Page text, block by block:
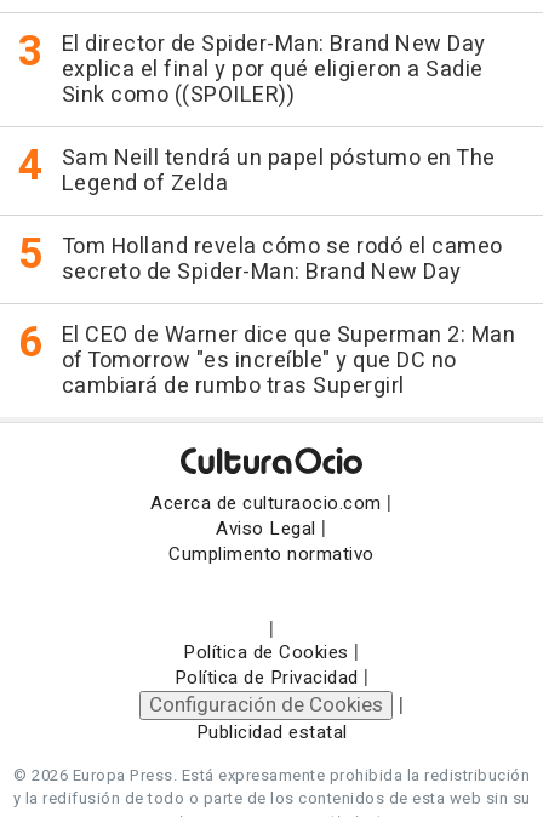
El director de Spider-Man: Brand New Day
explica el final y por qué eligieron a Sadie
Sink como ((SPOILER))
Sam Neill tendrá un papel póstumo en The
Legend of Zelda
Tom Holland revela cómo se rodó el cameo
secreto de Spider-Man: Brand New Day
El CEO de Warner dice que Superman 2: Man
of Tomorrow "es increíble" y que DC no
cambiará de rumbo tras Supergirl
Acerca de culturaocio.com |
Aviso Legal |
Cumplimento normativo
|
Política de Cookies |
Política de Privacidad |
Configuración de Cookies |
Publicidad estatal
© 2026 Europa Press. Está expresamente prohibida la redistribución
y la redifusión de todo o parte de los contenidos de esta web sin su